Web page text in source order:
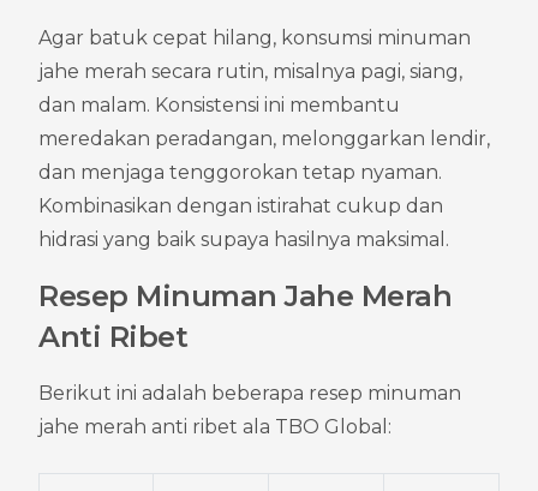
Agar batuk cepat hilang, konsumsi minuman
jahe merah secara rutin, misalnya pagi, siang,
dan malam. Konsistensi ini membantu
meredakan peradangan, melonggarkan lendir,
dan menjaga tenggorokan tetap nyaman.
Kombinasikan dengan istirahat cukup dan
hidrasi yang baik supaya hasilnya maksimal.
Resep Minuman Jahe Merah
Anti Ribet
Berikut ini adalah beberapa resep minuman
jahe merah anti ribet ala TBO Global: